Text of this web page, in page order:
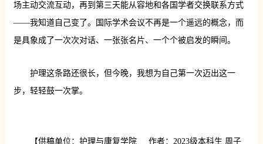
场主动交流互动，再到第三天能从容地和各国学者交换联系方式
——我知道自己变了。国际学术会议不再是一个遥远的概念，而
是具象成了一次次对话、一张张名片、一个个被启发的瞬间。
护理这条路还很长，但今晚，我想为自己第一次迈出这一
步，轻轻鼓一次掌。
【供稿单位：护理与康复学院 作者：2023级本科生 周子